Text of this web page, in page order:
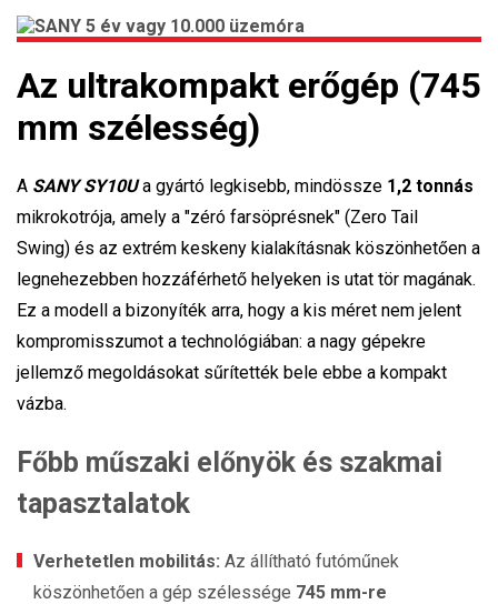
Az ultrakompakt erőgép (745
mm szélesség)
A SANY SY10Ua gyártó legkisebb, mindössze 1,2 tonnás
mikrokotrója, amely a "zéró farsöprésnek" (Zero Tail
Swing) és az extrém keskeny kialakításnak köszönhetően a
legnehezebben hozzáférhető helyeken is utat tör magának.
Ez a modell a bizonyíték arra, hogy a kis méret nem jelent
kompromisszumot a technológiában: a nagy gépekre
jellemző megoldásokat sűrítették bele ebbe a kompakt
vázba.
Főbb műszaki előnyök és szakmai
tapasztalatok
Verhetetlen mobilitás: Az állítható futóműnek
köszönhetően a gép szélessége 745 mm-re